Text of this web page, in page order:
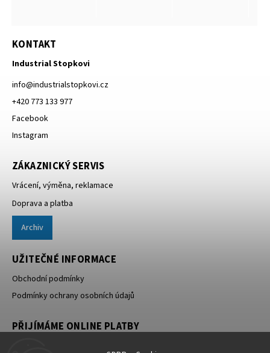
KONTAKT
Industrial Stopkovi
info@industrialstopkovi.cz
+420 773 133 977
Facebook
Instagram
ZÁKAZNICKÝ SERVIS
Vrácení, výměna, reklamace
Doprava a platba
Archiv
UŽITEČNÉ INFORMACE
Obchodní podmínky
Podmínky ochrany osobních údajů
PŘIJÍMÁME ONLINE PLATBY